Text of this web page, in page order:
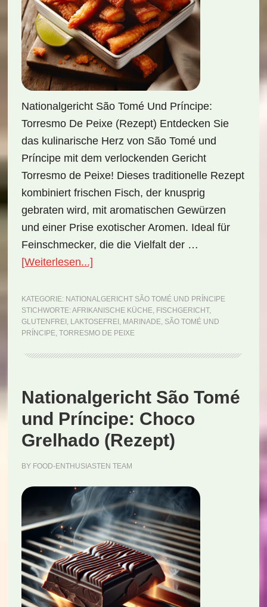
Nationalgericht São Tomé Und Príncipe:
Torresmo De Peixe (Rezept) Entdecken Sie
das kulinarische Herz von São Tomé und
Príncipe mit dem verlockenden Gericht
Torresmo de Peixe! Dieses traditionelle Rezept
kombiniert frischen Fisch, der knusprig
gebraten wird, mit aromatischen Gewürzen
und einer Prise exotischer Aromen. Ideal für
Feinschmecker, die die Vielfalt der …
[Weiterlesen...]ÜberNationalgericht
Tomé
und
Príncipe:
(Rezept)
KATEGORIE: NATIONALGERICHT SÃO TOMÉ UND PRÍNCIPE
STICHWORTE: AFRIKANISCHE KÜCHE, FISCHGERICHT,
GLUTENFREI , LAKTOSEFREI , MARINADE, SÃO TOMÉ UND
PRÍNCIPE, TORRESMO DE PEIXE
Nationalgericht São Tomé
und Príncipe: Choco
Grelhado (Rezept)
BY FOOD-ENTHUSIASTEN TEAM